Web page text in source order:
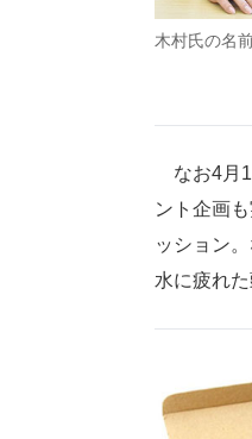
木村氏の名
なお4月
ント企画
ッション
水に疲れ